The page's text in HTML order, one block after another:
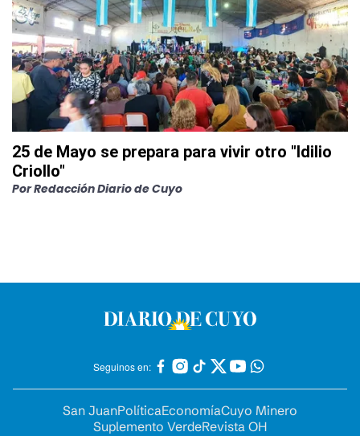
25 de Mayo se prepara para vivir otro "Idilio
Criollo"
PorRedacción Diario de Cuyo
Seguinos en:
San JuanPolíticaEconomíaCuyo Minero
Suplemento VerdeRevista OH